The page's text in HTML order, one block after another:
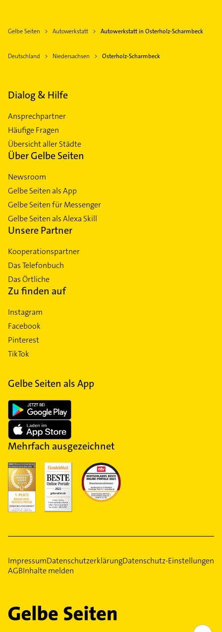
Gelbe Seiten Autowerkstatt Autowerkstatt in Osterholz-Scharmbeck
Deutschland Niedersachsen Osterholz-Scharmbeck
Dialog & Hilfe
Ansprechpartner
Häufige Fragen
Übersicht aller Städte
Über Gelbe Seiten
Newsroom
Gelbe Seiten als App
Gelbe Seiten für Messenger
Gelbe Seiten als Alexa Skill
Unsere Partner
Kooperationspartner
Das Telefonbuch
Das Örtliche
Zu finden auf
Instagram
Facebook
Pinterest
TikTok
Gelbe Seiten als App
Mehrfach ausgezeichnet
ImpressumDatenschutzerklärungDatenschutz-Einstellungen
AGBInhalte melden